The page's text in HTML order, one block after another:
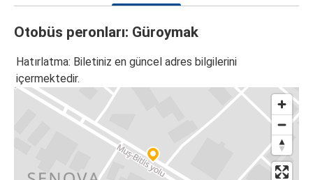
Otobüs peronları: Güroymak
Hatırlatma: Biletiniz en güncel adres bilgilerini
içermektedir.